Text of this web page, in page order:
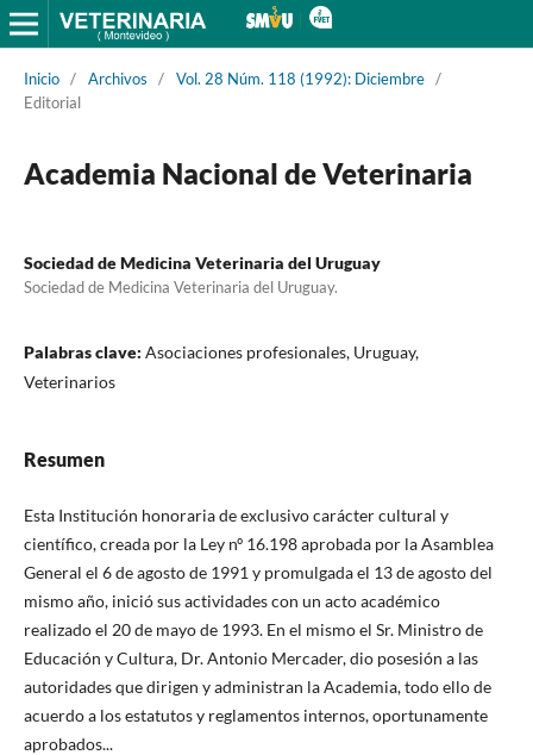
Inicio / Archivos / Vol. 28 Núm. 118 (1992): Diciembre /
Editorial
Academia Nacional de Veterinaria
Sociedad de Medicina Veterinaria del Uruguay
Sociedad de Medicina Veterinaria del Uruguay.
Palabras clave: Asociaciones profesionales, Uruguay,
Veterinarios
Resumen
Esta Institución honoraria de exclusivo carácter cultural y
científico, creada por la Ley nº 16.198 aprobada por la Asamblea
General el 6 de agosto de 1991 y promulgada el 13 de agosto del
mismo año, inició sus actividades con un acto académico
realizado el 20 de mayo de 1993. En el mismo el Sr. Ministro de
Educación y Cultura, Dr. Antonio Mercader, dio posesión a las
autoridades que dirigen y administran la Academia, todo ello de
acuerdo a los estatutos y reglamentos internos, oportunamente
aprobados...